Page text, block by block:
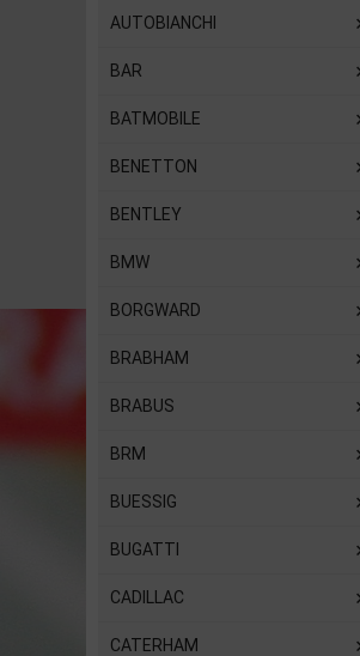
AUTOBIANCHI
BAR
BATMOBILE
BENETTON
BENTLEY
BMW
BORGWARD
BRABHAM
BRABUS
BRM
BUESSIG
BUGATTI
CADILLAC
CATERHAM